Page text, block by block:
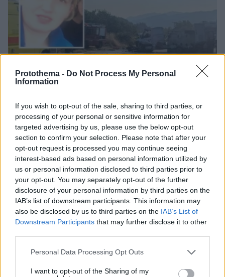
Protothema - Do Not Process My Personal
Information
If you wish to opt-out of the sale, sharing to third parties, or
processing of your personal or sensitive information for
targeted advertising by us, please use the below opt-out
section to confirm your selection. Please note that after your
opt-out request is processed you may continue seeing
interest-based ads based on personal information utilized by
us or personal information disclosed to third parties prior to
your opt-out. You may separately opt-out of the further
disclosure of your personal information by third parties on the
IAB’s list of downstream participants. This information may
also be disclosed by us to third parties on the IAB’s List of
Downstream Participants that may further disclose it to other
Please note that this website/app uses one or more Google
not limited to your visit or usage behaviour. You may click to
Personal Data Processing Opt Outs
I want to opt-out of the Sharing of my
Καρέ-καρέ η ανάλυση του τροχαίου στις Σέρρες
με νεκρούς μητέρα και γιο: Τι λέει
πραγματογνώμονας στο protothema
08.08.2026, 08:36
Εντοπίστηκε η «Αράχνη» του Άσαντ:
Πώς ένα ξεχασμένο σημειωματάριο
οδήγησε στα ίχνη του διαβόητου
αρχικατασκόπου
08.08.2026, 10:56 11